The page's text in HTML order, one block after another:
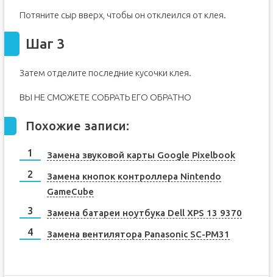
Потяните сыр вверх, чтобы он отклеился от клея.
Шаг 3
Затем отделите последние кусочки клея.
ВЫ НЕ СМОЖЕТЕ СОБРАТЬ ЕГО ОБРАТНО
Похожие записи:
Замена звуковой карты Google Pixelbook
Замена кнопок контроллера Nintendo
GameCube
Замена батареи ноутбука Dell XPS 13 9370
Замена вентилятора Panasonic SC-PM31